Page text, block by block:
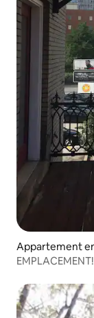
Appartement
affaires
EMPLACEMENT!